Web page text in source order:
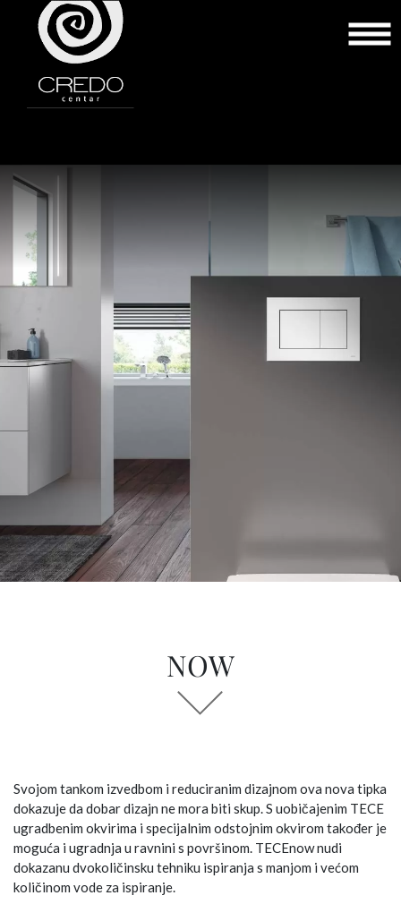
NOW
Svojom tankom izvedbom i reduciranim dizajnom ova nova tipka
dokazuje da dobar dizajn ne mora biti skup. S uobičajenim TECE
ugradbenim okvirima i specijalnim odstojnim okvirom također je
moguća i ugradnja u ravnini s površinom. TECEnow nudi
dokazanu dvokoličinsku tehniku ispiranja s manjom i većom
količinom vode za ispiranje.